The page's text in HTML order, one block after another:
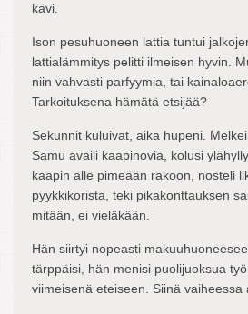
kävi.
Ison pesuhuoneen lattia tuntui
lattialämmitys pelitti ilmeisen hyvin.
niin vahvasti parfyymia, tai
Tarkoituksena hämätä etsijää?
Sekunnit kuluivat, aika hupeni.
Samu availi kaapinovia, kolusi
kaapin alle pimeään rakoon, nosteli
pyykkikorista, teki pikakonttauksen
mitään, ei vieläkään.
Hän siirtyi nopeasti
tärppäisi, hän menisi puolijuoksua
viimeisenä eteiseen. Siinä vaiheessa